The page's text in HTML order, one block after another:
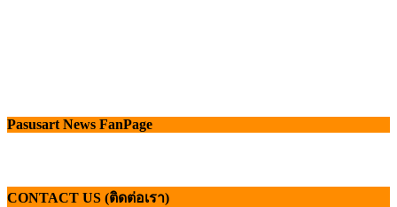
Pasusart News FanPage
CONTACT US (ติดต่อเรา)